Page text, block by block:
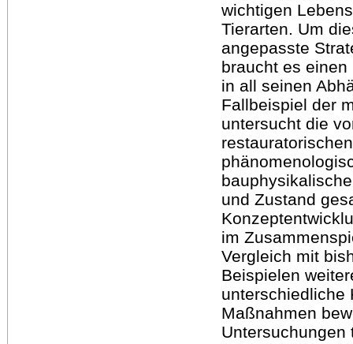
wichtigen
Tierarten. Um
angepasste
braucht es
in all seinen
Fallbeispiel der
untersucht die
und Zustand
im
Vergleich mit
Beispielen
unterschiedliche
Maßnahmen
Untersuchungen